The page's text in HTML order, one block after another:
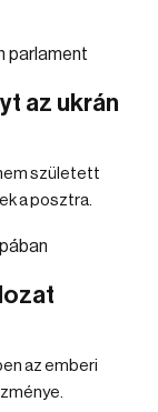
az ukrán
született
a posztra.
az emberi